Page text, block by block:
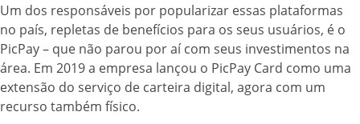
Um dos responsáveis por popularizar essas plataformas
no país, repletas de benefícios para os seus usuários, é o
PicPay – que não parou por aí com seus investimentos na
área. Em 2019 a empresa lançou o PicPay Card como uma
extensão do serviço de carteira digital, agora com um
recurso também físico.